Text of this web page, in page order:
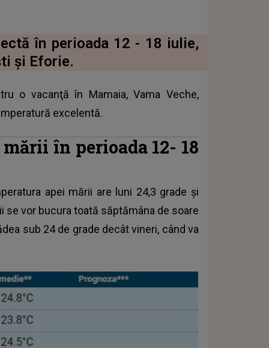
în perioada 12 - 18 iulie,
şi Eforie.
o vacanţă în Mamaia, Vama Veche,
excelentă.
în perioada 12- 18
apei mării are luni 24,3 grade şi
vor bucura toată săptămâna de soare
sub 24 de grade decât vineri, când va